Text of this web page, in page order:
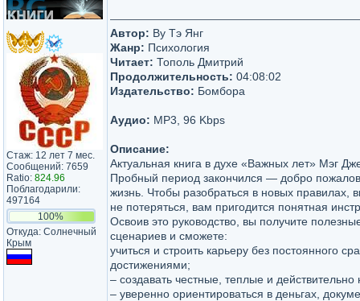
Стаж: 12 лет 7 мес.
Сообщений: 7659
Ratio: 824.96
Поблагодарили:
497164
100%
Откуда: Солнечный
Крым
Автор: Ву Тэ Янг
Жанр: Психология
Читает: Тополь Дмитрий
Продолжительность: 04:08:02
Издательство: Бомбора
Аудио: MP3, 96 Kbps
Описание:
Актуальная книга в духе «Важных лет» Мэг
Пробный период закончился — добро
жизнь. Чтобы разобраться в новых правилах,
не потеряться, вам пригодится понятная
Освоив это руководство, вы получите
сценариев и сможете:
учиться и строить карьеру без постоянного
достижениями;
– создавать честные, теплые и
– уверенно ориентироваться в деньгах,